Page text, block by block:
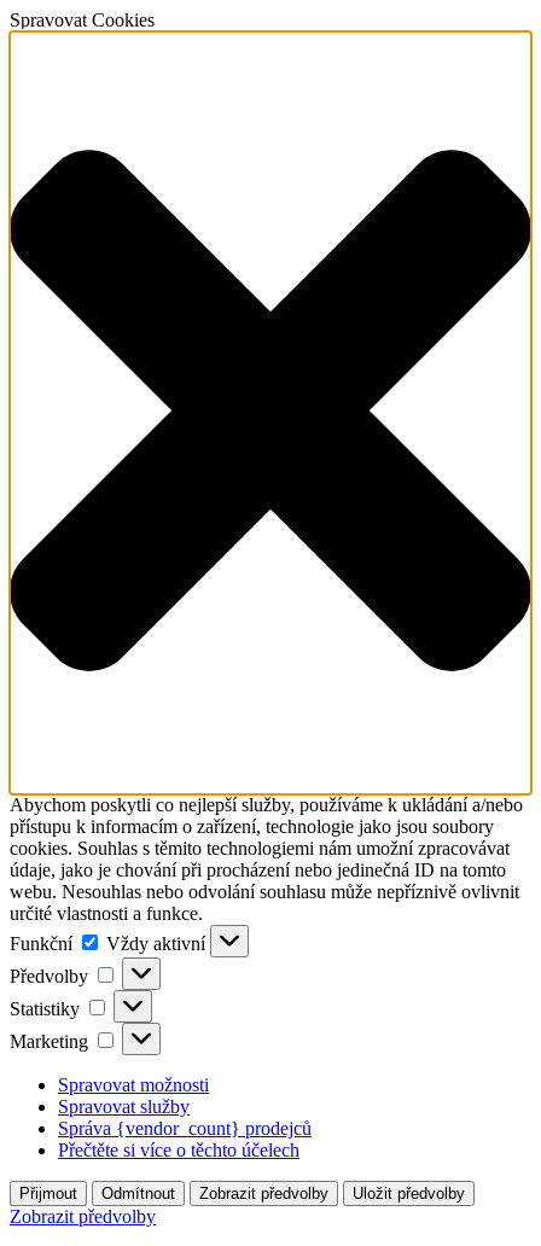
Spravovat Cookies
Abychom poskytli co nejlepší služby, používáme k ukládání a/nebo
přístupu k informacím o zařízení, technologie jako jsou soubory
cookies. Souhlas s těmito technologiemi nám umožní zpracovávat
údaje, jako je chování při procházení nebo jedinečná ID na tomto
webu. Nesouhlas nebo odvolání souhlasu může nepříznivě ovlivnit
určité vlastnosti a funkce.
Funkční
Funkční
Vždy aktivní
Předvolby
Předvolby
Statistiky Statistiky
Marketing Marketing
Spravovat možnosti
Spravovat služby
Správa {vendor_count} prodejců
Přečtěte si více o těchto účelech
Přijmout Odmítnout Zobrazit předvolby Uložit předvolby
Zobrazit předvolby